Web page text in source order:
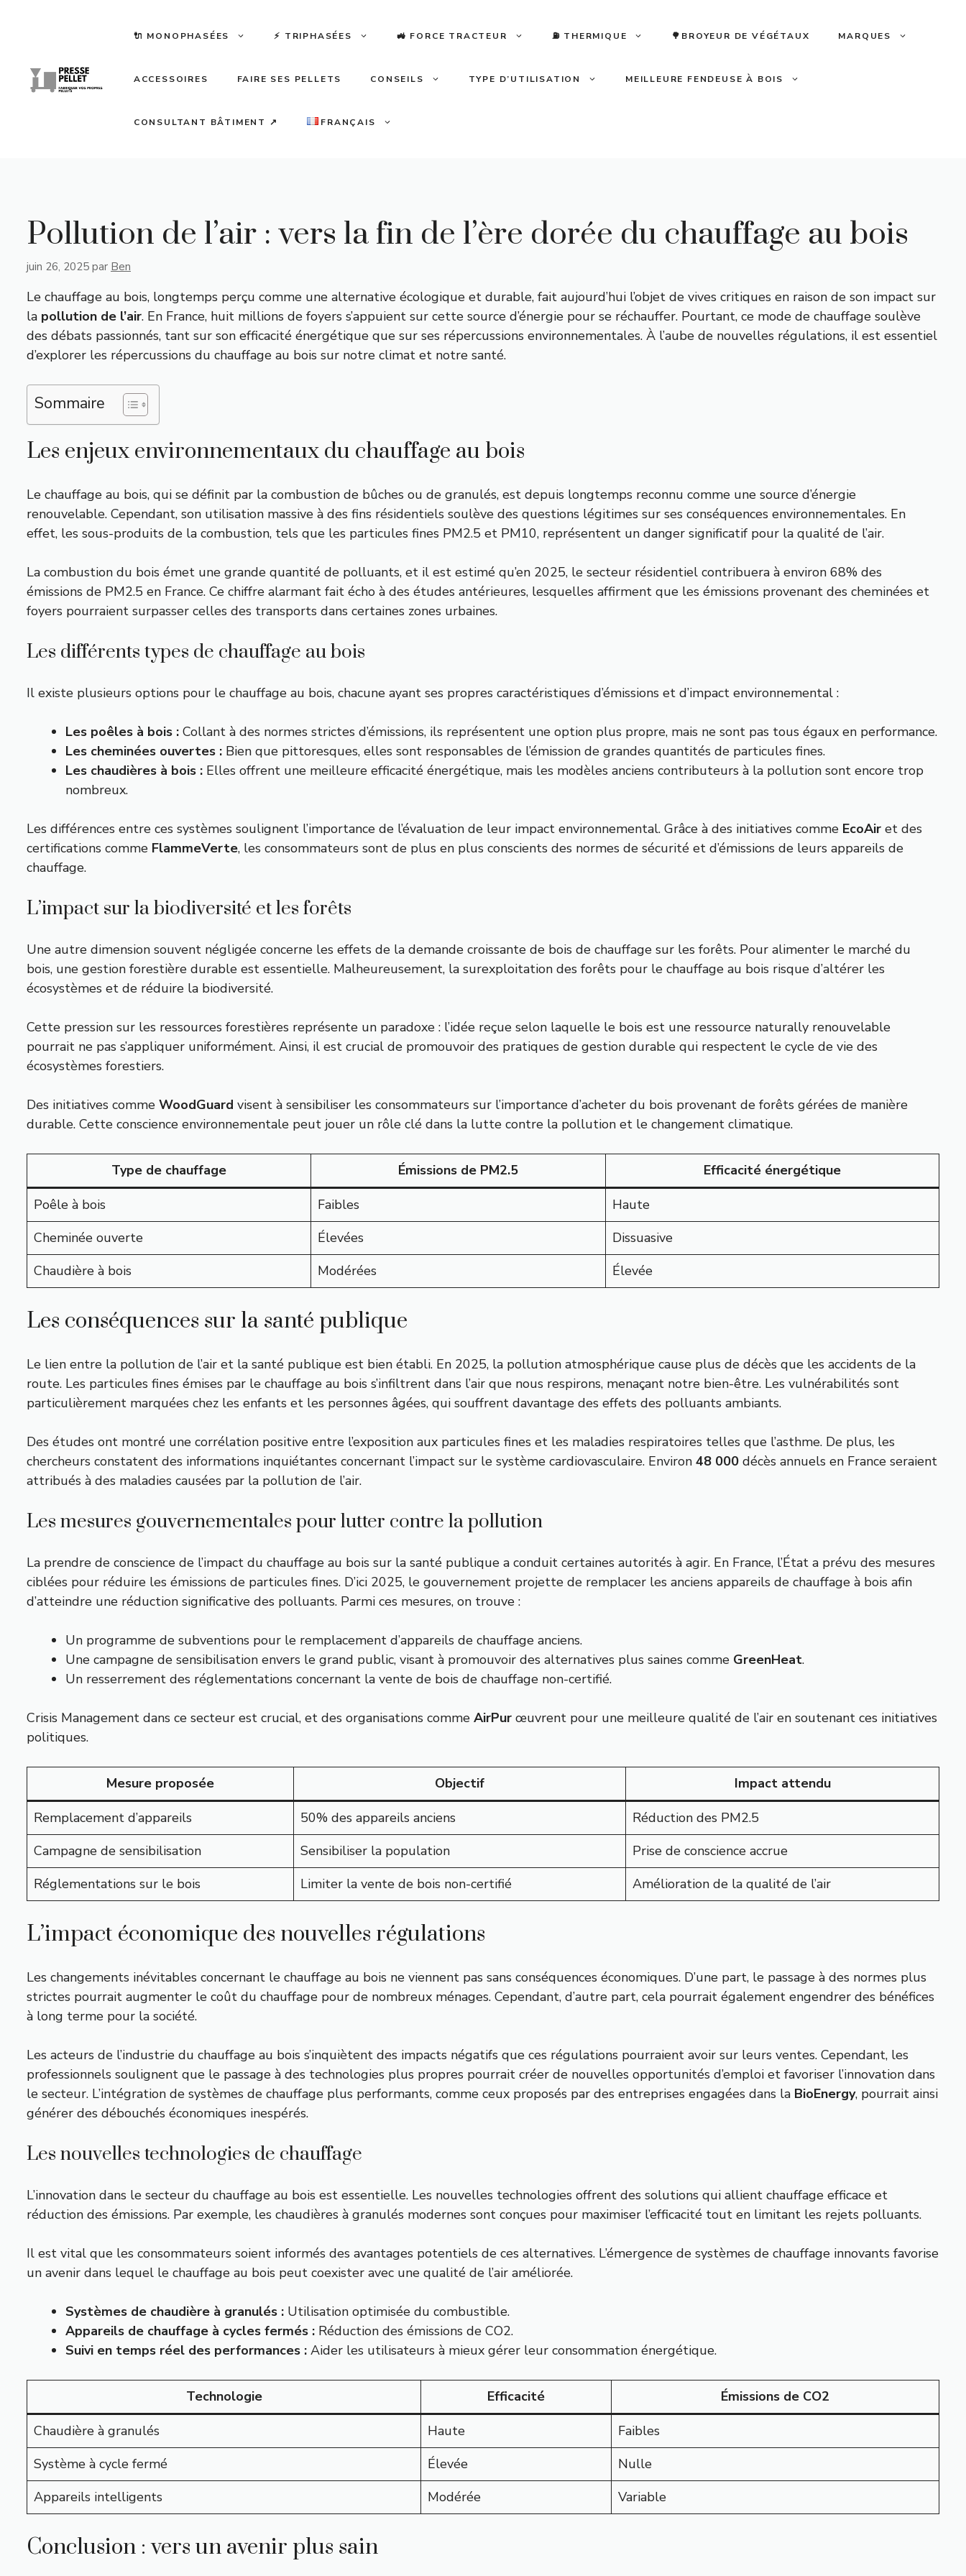
🔌 MONOPHASÉES ⚡️ TRIPHASÉES 🚜 FORCE TRACTEUR ⛽️ THERMIQUE 🌳BROYEUR DE VÉGÉTAUX MARQUES
ACCESSOIRES FAIRE SES PELLETS CONSEILS TYPE D’UTILISATION MEILLEURE FENDEUSE À BOIS
CONSULTANT BÂTIMENT ↗ FRANÇAIS
Pollution de l’air : vers la fin de l’ère dorée du chauffage au bois
juin 26, 2025 par Ben
Le chauffage au bois, longtemps perçu comme une alternative écologique et durable, fait aujourd’hui l’objet de vives critiques en raison de son impact sur
la pollution de l’air. En France, huit millions de foyers s’appuient sur cette source d’énergie pour se réchauffer. Pourtant, ce mode de chauffage soulève
des débats passionnés, tant sur son efficacité énergétique que sur ses répercussions environnementales. À l’aube de nouvelles régulations, il est essentiel
d’explorer les répercussions du chauffage au bois sur notre climat et notre santé.
Sommaire
Les enjeux environnementaux du chauffage au bois
Le chauffage au bois, qui se définit par la combustion de bûches ou de granulés, est depuis longtemps reconnu comme une source d’énergie
renouvelable. Cependant, son utilisation massive à des fins résidentiels soulève des questions légitimes sur ses conséquences environnementales. En
effet, les sous-produits de la combustion, tels que les particules fines PM2.5 et PM10, représentent un danger significatif pour la qualité de l’air.
La combustion du bois émet une grande quantité de polluants, et il est estimé qu’en 2025, le secteur résidentiel contribuera à environ 68% des
émissions de PM2.5 en France. Ce chiffre alarmant fait écho à des études antérieures, lesquelles affirment que les émissions provenant des cheminées et
foyers pourraient surpasser celles des transports dans certaines zones urbaines.
Les différents types de chauffage au bois
Il existe plusieurs options pour le chauffage au bois, chacune ayant ses propres caractéristiques d’émissions et d’impact environnemental :
Les poêles à bois : Collant à des normes strictes d’émissions, ils représentent une option plus propre, mais ne sont pas tous égaux en performance.
Les cheminées ouvertes : Bien que pittoresques, elles sont responsables de l’émission de grandes quantités de particules fines.
Les chaudières à bois : Elles offrent une meilleure efficacité énergétique, mais les modèles anciens contributeurs à la pollution sont encore trop
nombreux.
Les différences entre ces systèmes soulignent l’importance de l’évaluation de leur impact environnemental. Grâce à des initiatives comme EcoAir et des
certifications comme FlammeVerte, les consommateurs sont de plus en plus conscients des normes de sécurité et d’émissions de leurs appareils de
chauffage.
L’impact sur la biodiversité et les forêts
Une autre dimension souvent négligée concerne les effets de la demande croissante de bois de chauffage sur les forêts. Pour alimenter le marché du
bois, une gestion forestière durable est essentielle. Malheureusement, la surexploitation des forêts pour le chauffage au bois risque d’altérer les
écosystèmes et de réduire la biodiversité.
Cette pression sur les ressources forestières représente un paradoxe : l’idée reçue selon laquelle le bois est une ressource naturally renouvelable
pourrait ne pas s’appliquer uniformément. Ainsi, il est crucial de promouvoir des pratiques de gestion durable qui respectent le cycle de vie des
écosystèmes forestiers.
Des initiatives comme WoodGuard visent à sensibiliser les consommateurs sur l’importance d’acheter du bois provenant de forêts gérées de manière
durable. Cette conscience environnementale peut jouer un rôle clé dans la lutte contre la pollution et le changement climatique.
Type de chauffage Émissions de PM2.5
Efficacité énergétique
Poêle à bois
Faibles
Haute
Cheminée ouverte
Élevées
Dissuasive
Chaudière à bois
Modérées Élevée
Les conséquences sur la santé publique
Le lien entre la pollution de l’air et la santé publique est bien établi. En 2025, la pollution atmosphérique cause plus de décès que les accidents de la
route. Les particules fines émises par le chauffage au bois s’infiltrent dans l’air que nous respirons, menaçant notre bien-être. Les vulnérabilités sont
particulièrement marquées chez les enfants et les personnes âgées, qui souffrent davantage des effets des polluants ambiants.
Des études ont montré une corrélation positive entre l’exposition aux particules fines et les maladies respiratoires telles que l’asthme. De plus, les
chercheurs constatent des informations inquiétantes concernant l’impact sur le système cardiovasculaire. Environ 48 000 décès annuels en France seraient
attribués à des maladies causées par la pollution de l’air.
Les mesures gouvernementales pour lutter contre la pollution
La prendre de conscience de l’impact du chauffage au bois sur la santé publique a conduit certaines autorités à agir. En France, l’État a prévu des mesures
ciblées pour réduire les émissions de particules fines. D’ici 2025, le gouvernement projette de remplacer les anciens appareils de chauffage à bois afin
d’atteindre une réduction significative des polluants. Parmi ces mesures, on trouve :
Un programme de subventions pour le remplacement d’appareils de chauffage anciens.
Une campagne de sensibilisation envers le grand public, visant à promouvoir des alternatives plus saines comme GreenHeat.
Un resserrement des réglementations concernant la vente de bois de chauffage non-certifié.
Crisis Management dans ce secteur est crucial, et des organisations comme AirPur œuvrent pour une meilleure qualité de l’air en soutenant ces initiatives
politiques.
Mesure proposée Objectif
Impact attendu
Remplacement d’appareils
50% des appareils anciens
Réduction des PM2.5
Campagne de sensibilisation
Sensibiliser la population
Prise de conscience accrue
Réglementations sur le bois
Limiter la vente de bois non-certifié Amélioration de la qualité de l’air
L’impact économique des nouvelles régulations
Les changements inévitables concernant le chauffage au bois ne viennent pas sans conséquences économiques. D’une part, le passage à des normes plus
strictes pourrait augmenter le coût du chauffage pour de nombreux ménages. Cependant, d’autre part, cela pourrait également engendrer des bénéfices
à long terme pour la société.
Les acteurs de l’industrie du chauffage au bois s’inquiètent des impacts négatifs que ces régulations pourraient avoir sur leurs ventes. Cependant, les
professionnels soulignent que le passage à des technologies plus propres pourrait créer de nouvelles opportunités d’emploi et favoriser l’innovation dans
le secteur. L’intégration de systèmes de chauffage plus performants, comme ceux proposés par des entreprises engagées dans la BioEnergy, pourrait ainsi
générer des débouchés économiques inespérés.
Les nouvelles technologies de chauffage
L’innovation dans le secteur du chauffage au bois est essentielle. Les nouvelles technologies offrent des solutions qui allient chauffage efficace et
réduction des émissions. Par exemple, les chaudières à granulés modernes sont conçues pour maximiser l’efficacité tout en limitant les rejets polluants.
Il est vital que les consommateurs soient informés des avantages potentiels de ces alternatives. L’émergence de systèmes de chauffage innovants favorise
un avenir dans lequel le chauffage au bois peut coexister avec une qualité de l’air améliorée.
Systèmes de chaudière à granulés : Utilisation optimisée du combustible.
Appareils de chauffage à cycles fermés : Réduction des émissions de CO2.
Suivi en temps réel des performances : Aider les utilisateurs à mieux gérer leur consommation énergétique.
Technologie Efficacité
Émissions de CO2
Chaudière à granulés
Haute
Faibles
Système à cycle fermé
Élevée
Nulle
Appareils intelligents
Modérée Variable
Conclusion : vers un avenir plus sain